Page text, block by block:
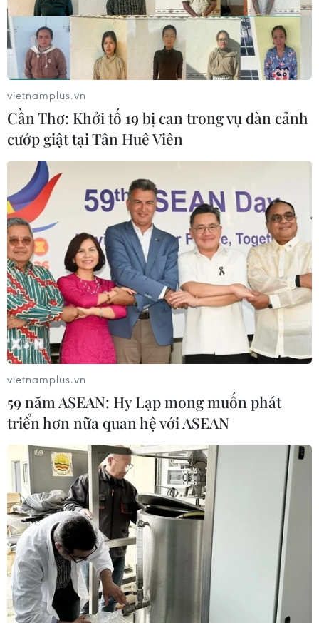
TIN CÙNG CHUYÊN MỤC
Tổng thống Iran nhấn mạnh Tehran
sẽ không bị ép buộc phải đầu hàng
08/08/2026 11:51
Mỹ có đang chuẩn bị một
chiến lược mới nhằm vào Iran?
07/08/2026 10:08
Mỹ can thiệp khẩn cấp, ngăn
Israel mở rộng đòn trừng phạt
Hezbollah
07/08/2026 02:31
vietnamplus.vn
Cần Thơ: Khởi tố 19 bị can trong vụ dàn cảnh
cướp giật tại Tân Huê Viên
vietnamplus.vn
59 năm ASEAN: Hy Lạp mong muốn phát
triển hơn nữa quan hệ với ASEAN